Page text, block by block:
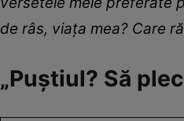
de râs, viața mea? Care
„Puștiul? Să